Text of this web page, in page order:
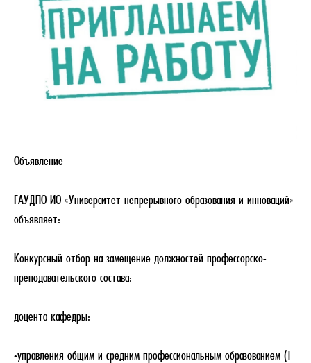
Объявление
ГАУДПО ИО «Университет непрерывного образования и инноваций»
объявляет:
Конкурсный отбор на замещение должностей профессорско-
преподавательского состава:
доцента кафедры:
·управления общим и средним профессиональным образованием (1